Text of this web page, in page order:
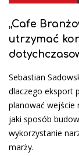
„Cafe
utrzymać
Sebastian
dlaczego eksport
planować wejście
jaki sposób
wykorzystanie
marży.